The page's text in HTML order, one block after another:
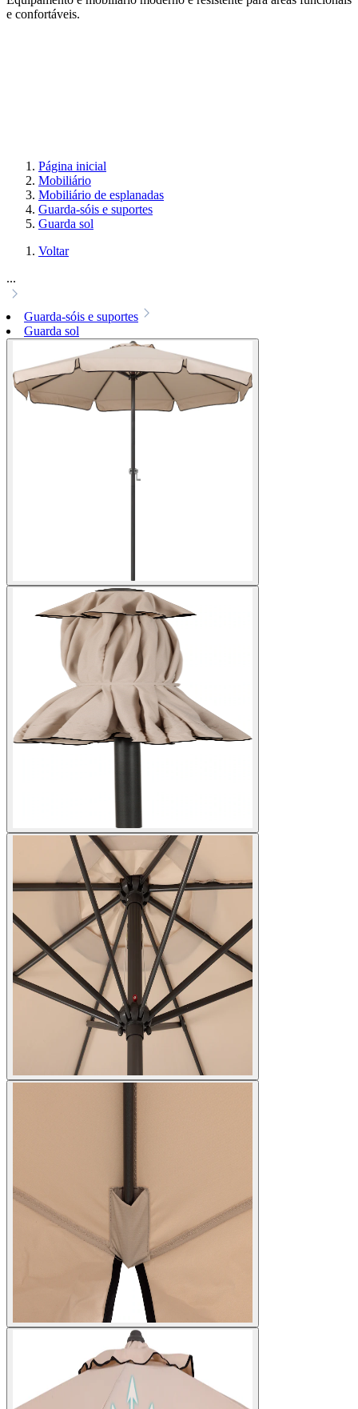
e confortáveis.
Página inicial
Mobiliário
Mobiliário de esplanadas
Guarda-sóis e suportes
Guarda sol
Voltar
...
Guarda-sóis e suportes
Guarda sol